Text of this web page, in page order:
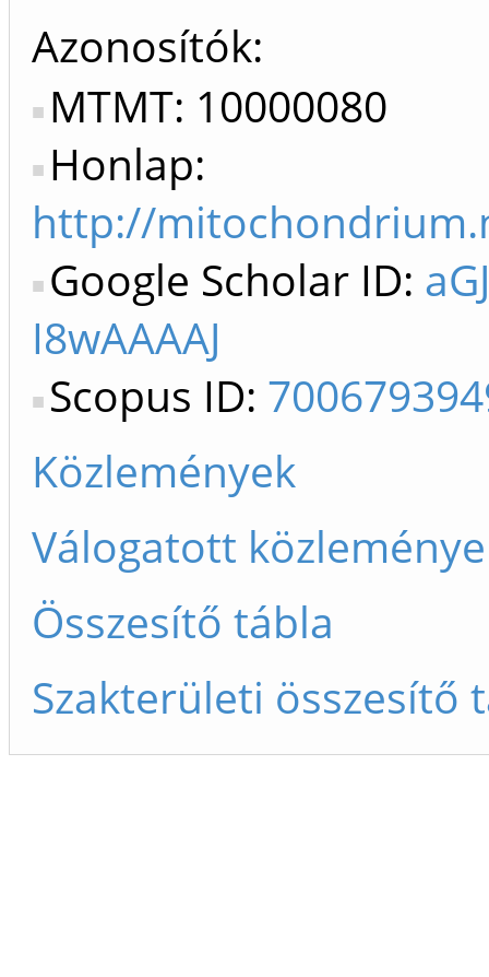
Azonosítók
MTMT: 10000080
Honlap:
http://
Google Scholar ID:
I8wAAAAJ
Scopus ID:
Közlemények
Válogatott
Összesítő tábla
Szakterületi összesítő